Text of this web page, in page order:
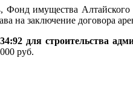
имущества
на заключение договора
для строительства
руб.